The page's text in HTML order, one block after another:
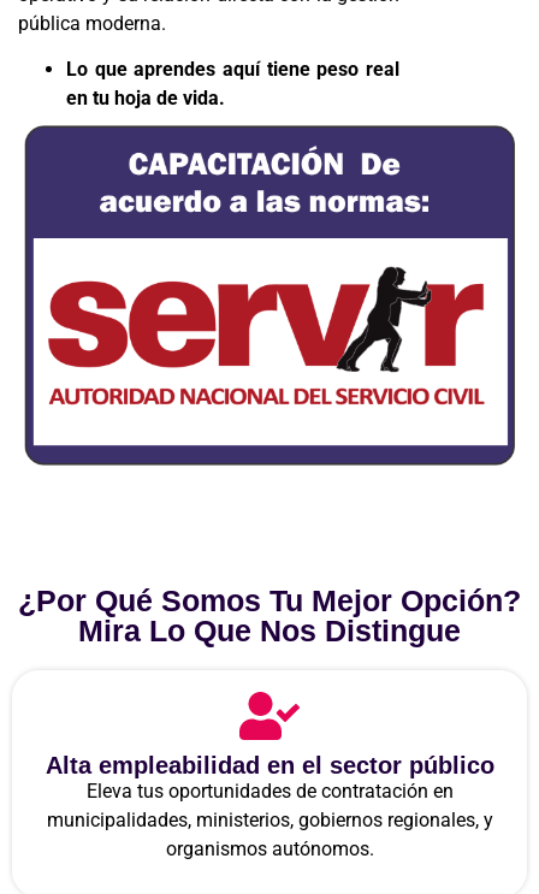
pública moderna.
Lo que aprendes aquí tiene peso real
en tu hoja de vida.
¿Por Qué Somos Tu Mejor Opción?
Mira Lo Que Nos Distingue
Alta empleabilidad en el sector público
Eleva tus oportunidades de contratación en
municipalidades, ministerios, gobiernos regionales, y
organismos autónomos.